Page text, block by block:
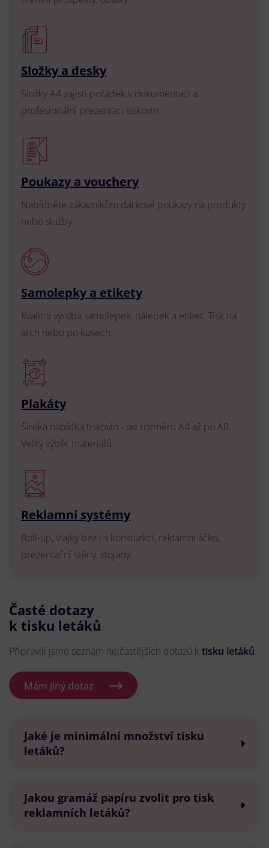
Složky a desky
Složky A4 zajistí pořádek v dokumentaci a
profesionální prezentaci tiskovin.
Poukazy a vouchery
Nabídněte zákazníkům dárkové poukazy na produkty
nebo služby.
Samolepky a etikety
Kvalitní výroba samolepek, nálepek a etiket. Tisk na
arch nebo po kusech.
Plakáty
Široká nabídka tiskovin - od rozměru A4 až po A0.
Velký výběr materiálů.
Reklamní systémy
Roll-up, vlajky bez i s konsturkcí, reklamní áčko,
prezentační stěny, stojany.
Časté dotazy
k tisku letáků
Připravili jsme seznam nejčastějších dotazů k tisku letáků.
Mám jiný dotaz
Jaké je minimální množství tisku
letáků?
Jakou gramáž papíru zvolit pro tisk
reklamních letáků?